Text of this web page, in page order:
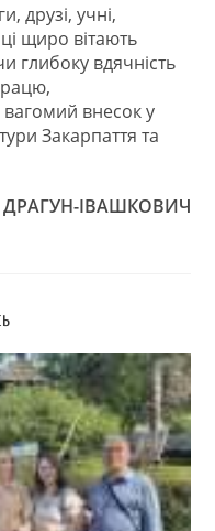
друзі, учні,
щиро вітають
глибоку вдячність
вагомий внесок у
Закарпаття та
ДРАГУН-ІВАШКОВИЧ